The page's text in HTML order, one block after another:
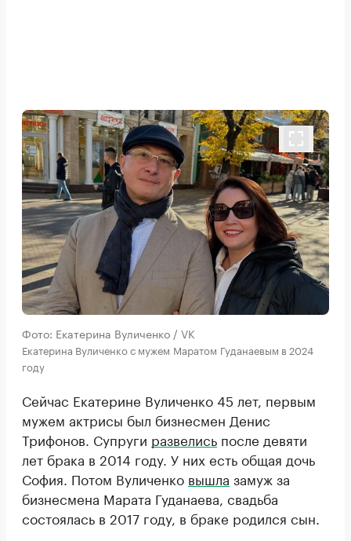
Фото: Екатерина Вуличенко / VK
Екатерина Вуличенко с мужем Маратом Гуданаевым в 2024
году
Сейчас Екатерине Вуличенко 45 лет, первым
мужем актрисы был бизнесмен Денис
Трифонов. Супруги развелись после девяти
лет брака в 2014 году. У них есть общая дочь
София. Потом Вуличенко вышла замуж за
бизнесмена Марата Гуданаева, свадьба
состоялась в 2017 году, в браке родился сын.